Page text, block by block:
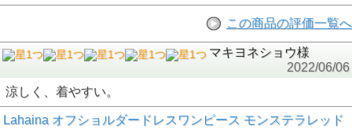
この商品の評価一覧へ
マキヨネショウ様
2022/06/06
涼しく、着やすい。
Lahaina オフショルダードレスワンピース モンステラレッド